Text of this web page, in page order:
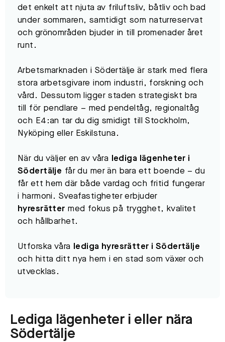
det enkelt att njuta av friluftsliv, båtliv och bad
under sommaren, samtidigt som naturreservat
och grönområden bjuder in till promenader året
runt.
Arbetsmarknaden i Södertälje är stark med flera
stora arbetsgivare inom industri, forskning och
vård. Dessutom ligger staden strategiskt bra
till för pendlare – med pendeltåg, regionaltåg
och E4:an tar du dig smidigt till Stockholm,
Nyköping eller Eskilstuna.
När du väljer en av våra
lediga lägenheter i
Södertälje får du mer än bara ett boende – du
får ett hem där både vardag och fritid fungerar
i harmoni. Sveafastigheter erbjuder
hyresrätter med fokus på trygghet, kvalitet
och hållbarhet.
Utforska våra
lediga hyresrätter i Södertälje
och hitta ditt nya hem i en stad som växer och
utvecklas.
Lediga lägenheter i eller nära
Södertälje